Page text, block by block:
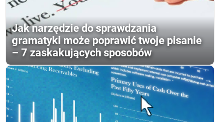
Jak narzędzie do sprawdzania
gramatyki może poprawić twoje pisanie
– 7 zaskakujących sposobów